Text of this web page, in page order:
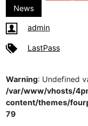
News
admin
LastPass
Warning: Undefined
/var/www/vhosts/
content/themes/
79